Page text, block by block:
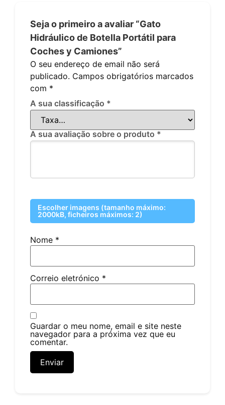
Seja o primeiro a avaliar “Gato
Hidráulico de Botella Portátil para
Coches y Camiones”
O seu endereço de email não será
publicado. Campos obrigatórios marcados
com *
A sua classificação *
A sua avaliação sobre o produto *
Escolher imagens (tamanho máximo:
2000kB, ficheiros máximos: 2)
Nome *
Correio eletrónico *
Guardar o meu nome, email e site neste
navegador para a próxima vez que eu
comentar.